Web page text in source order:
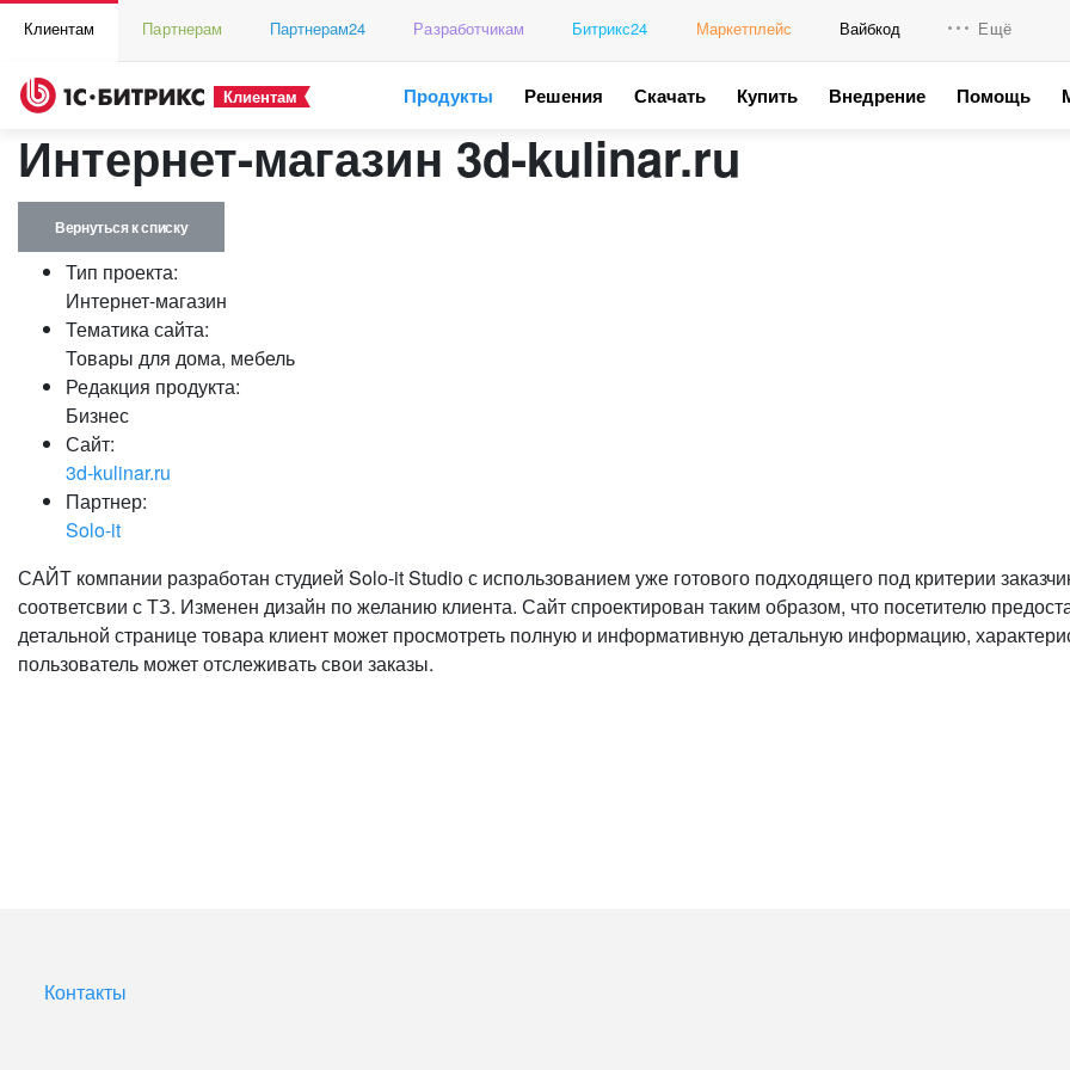
Клиентам Партнерам Партнерам24 Разработчикам Битрикс24 Маркетплейс Вайбкод Ещё
Клиентам Продукты Решения Скачать Купить Внедрение Помощь
Интернет-магазин 3d-kulinar.ru
Вернуться к списку
Тип проекта:
Интернет-магазин
Тематика сайта:
Товары для дома, мебель
Редакция продукта:
Бизнес
Сайт:
3d-kulinar.ru
Партнер:
Solo-it
САЙТ компании разработан студией Solo-it Studio с использованием уже готового подходящего под критерии
соответсвии с ТЗ. Изменен дизайн по желанию клиента. Сайт спроектирован таким образом, что посетителю
детальной странице товара клиент может просмотреть полную и информативную детальную информацию,
пользователь может отслеживать свои заказы.
Контакты